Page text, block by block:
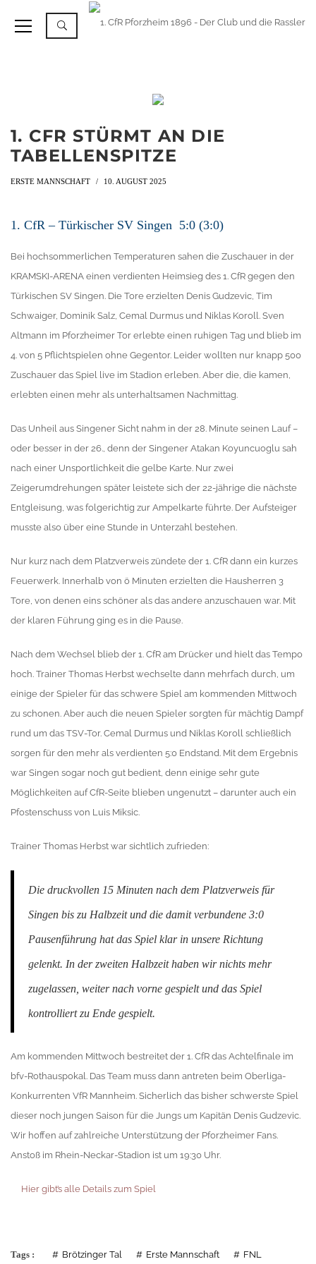
1. CFR STÜRMT AN DIE
TABELLENSPITZE
ERSTE MANNSCHAFT 10. AUGUST 2025
1. CfR – Türkischer SV Singen 5:0 (3:0)
Bei hochsommerlichen Temperaturen sahen die Zuschauer in der
KRAMSKI-ARENA einen verdienten Heimsieg des 1. CfR gegen den
Türkischen SV Singen. Die Tore erzielten Denis Gudzevic, Tim
Schwaiger, Dominik Salz, Cemal Durmus und Niklas Koroll. Sven
Altmann im Pforzheimer Tor erlebte einen ruhigen Tag und blieb im
4. von 5 Pflichtspielen ohne Gegentor. Leider wollten nur knapp 500
Zuschauer das Spiel live im Stadion erleben. Aber die, die kamen,
erlebten einen mehr als unterhaltsamen Nachmittag.
Das Unheil aus Singener Sicht nahm in der 28. Minute seinen Lauf –
oder besser in der 26., denn der Singener Atakan Koyuncuoglu sah
nach einer Unsportlichkeit die gelbe Karte. Nur zwei
Zeigerumdrehungen später leistete sich der 22-jährige die nächste
Entgleisung, was folgerichtig zur Ampelkarte führte. Der Aufsteiger
musste also über eine Stunde in Unterzahl bestehen.
Nur kurz nach dem Platzverweis zündete der 1. CfR dann ein kurzes
Feuerwerk. Innerhalb von ö Minuten erzielten die Hausherren 3
Tore, von denen eins schöner als das andere anzuschauen war. Mit
der klaren Führung ging es in die Pause.
Nach dem Wechsel blieb der 1. CfR am Drücker und hielt das Tempo
hoch. Trainer Thomas Herbst wechselte dann mehrfach durch, um
einige der Spieler für das schwere Spiel am kommenden Mittwoch
zu schonen. Aber auch die neuen Spieler sorgten für mächtig Dampf
rund um das TSV-Tor. Cemal Durmus und Niklas Koroll schließlich
sorgen für den mehr als verdienten 5:0 Endstand. Mit dem Ergebnis
war Singen sogar noch gut bedient, denn einige sehr gute
Möglichkeiten auf CfR-Seite blieben ungenutzt – darunter auch ein
Pfostenschuss von Luis Miksic.
Trainer Thomas Herbst war sichtlich zufrieden:
Die druckvollen 15 Minuten nach dem Platzverweis für
Singen bis zu Halbzeit und die damit verbundene 3:0
Pausenführung hat das Spiel klar in unsere Richtung
gelenkt. In der zweiten Halbzeit haben wir nichts mehr
zugelassen, weiter nach vorne gespielt und das Spiel
kontrolliert zu Ende gespielt.
Am kommenden Mittwoch bestreitet der 1. CfR das Achtelfinale im
bfv-Rothauspokal. Das Team muss dann antreten beim Oberliga-
Konkurrenten VfR Mannheim. Sicherlich das bisher schwerste Spiel
dieser noch jungen Saison für die Jungs um Kapitän Denis Gudzevic.
Wir hoffen auf zahlreiche Unterstützung der Pforzheimer Fans.
Anstoß im Rhein-Neckar-Stadion ist um 19:30 Uhr.
Hier gibt’s alle Details zum Spiel
Tags : Brötzinger Tal Erste Mannschaft FNL